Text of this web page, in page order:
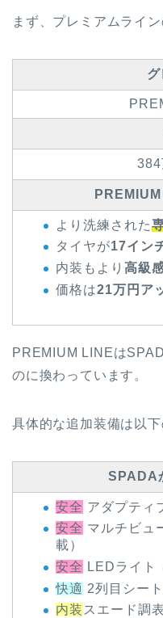
まず、プレミアムライ
384
より洗練された
タイヤが17イン
内装もより 高級
価格は21万円ア
PREMIUM LINEは
のに換わっています。
具体的な追加装備は以下
SPADA
安全 アダプティ
安全 マルチビュ
載）
安全 LEDライト
快適 2列目シー
内装 スエード調